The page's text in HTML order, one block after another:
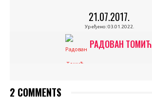
21.07.2017.
Уређено: 03.01.2022.
РАДОВАН ТОМИЋ
2 COMMENTS